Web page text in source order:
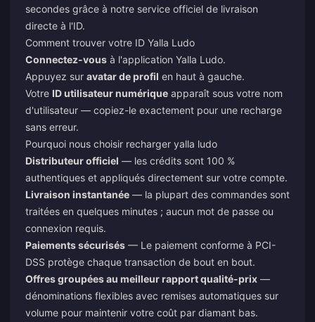
secondes grâce à notre service officiel de livraison
directe à l'ID.
Comment trouver votre ID Yalla Ludo
Connectez-vous à l'application Yalla Ludo.
Appuyez sur avatar de profil en haut à gauche.
Votre ID utilisateur numérique apparaît sous votre nom
d'utilisateur — copiez-le exactement pour une recharge
sans erreur.
Pourquoi nous choisir recharger yalla ludo
Distributeur officiel — les crédits sont 100 %
authentiques et appliqués directement sur votre compte.
Livraison instantanée — la plupart des commandes sont
traitées en quelques minutes ; aucun mot de passe ou
connexion requis.
Paiements sécurisés — Le paiement conforme à PCI-
DSS protège chaque transaction de bout en bout.
Offres groupées au meilleur rapport qualité-prix —
dénominations flexibles avec remises automatiques sur
volume pour maintenir votre coût par diamant bas.